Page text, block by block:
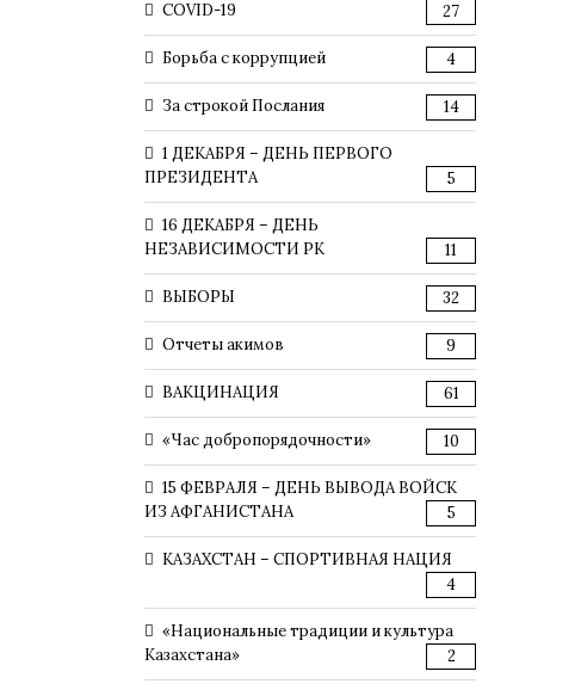
COVID-19 27
Борьба с коррупцией 4
За строкой Послания 14
1 ДЕКАБРЯ – ДЕНЬ ПЕРВОГО
ПРЕЗИДЕНТА
5
16 ДЕКАБРЯ – ДЕНЬ
НЕЗАВИСИМОСТИ РК
11
ВЫБОРЫ 32
Отчеты акимов 9
ВАКЦИНАЦИЯ 61
«Час добропорядочности» 10
15 ФЕВРАЛЯ – ДЕНЬ ВЫВОДА ВОЙСК
ИЗ АФГАНИСТАНА
5
КАЗАХСТАН – СПОРТИВНАЯ НАЦИЯ
4
«Национальные традиции и культура
Казахстана»
2